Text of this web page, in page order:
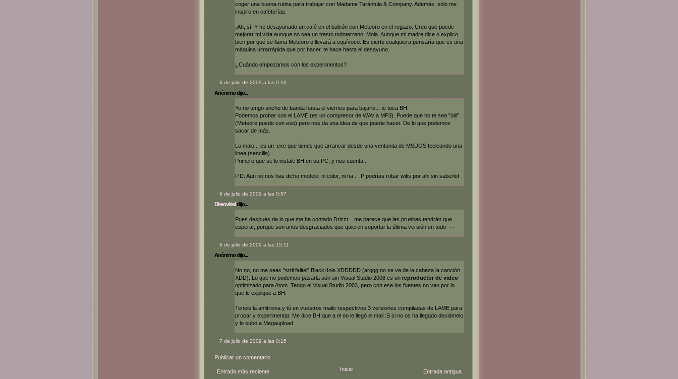
coger una buena rutina para trabajar con Madame Tarántula & Company. Además, sólo me
inspiro en cafeterías.
¡Ah, sí! Y he desayunado un café en el balcón con Meteoro en el regazo. Creo que puede
mejorar mi vida aunque no sea un trasto todoterreno. Mola. Aunque mi madre dice o explico
bien por qué se llama Meteoro o llevará a equívoco. Es cierto cualquiera pensaría que es una
máquina ultrarrápida que por hacer, te hace hasta el desayuno.
¿Cuándo empezamos con los experimentos?
6 de julio de 2009 a las 0:10
Anónimo dijo...
Yo no tengo ancho de banda hasta el viernes para bajarlo... te toca BH.
Podemos probar con el LAME (es un compresor de WAV a MP3). Puede que no te sea "útil"
(Meteore puede con eso) pero nos da una idea de que puede hacer. De lo que podemos
sacar de más.
Lo malo... es un .exe que tienes que arrancar desde una ventanita de MSDOS tecleando una
linea (sencilla).
Primero que se lo instale BH en su PC, y nos cuenta...
P.D: Aun no nos has dicho modelo, ni color, ni na... :P podrías robar wifis por ahi sin saberlo!
6 de julio de 2009 a las 0:57
Dkeovkieldijo...
Pues después de lo que me ha contado Drizzt... me parece que las pruebas tendrán que
esperar, porque son unos desgraciados que quieren soportar la última versión en todo ¬¬
6 de julio de 2009 a las 15:11
Anónimo dijo...
No no, no me seas "stril failtel" BlackHole XDDDDD (arggg no se va de la cabeza la canción
XDD). Lo que no podemos pasarla aún sin Visual Studio 2008 es un reproductor de video
optimizado para Atom. Tengo el Visual Studio 2003, pero con ese los fuentes no van por lo
que le explique a BH.
Teneis la anfitriona y tú en vuestros mails respectivos 3 versiones compiladas de LAME para
probar y experimentar. Me dice BH que a el no le llegó el mail :S si no os ha llegado decidmelo
y lo subo a Megaupload
7 de julio de 2009 a las 0:15
Publicar un comentario
Entrada más reciente Entrada antigua
Inicio